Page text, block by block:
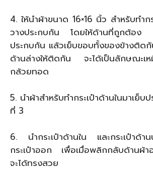
4. ให้นำผ้าขนาด 16×16 นิ้ว สำหรับทำก
วางประกบกัน โดยให้ด้านที่ถูกต้อง
ประกบกัน แล้วเย็บขอบทั้งของข้างติด
ด้านล่างให้ติดกัน จะได้เป็นลักษณะเห
กล้วยทอด
5. นำผ้าสำหรับทำกระเป๋าด้านในมาเย็บ
ที่ 3
6. นำกระเป๋าด้านใน และกระเป๋าด้า
กระเป๋าออก เพื่อเมื่อพลิกกลับด้านผ้า
จะได้ทรงสวย